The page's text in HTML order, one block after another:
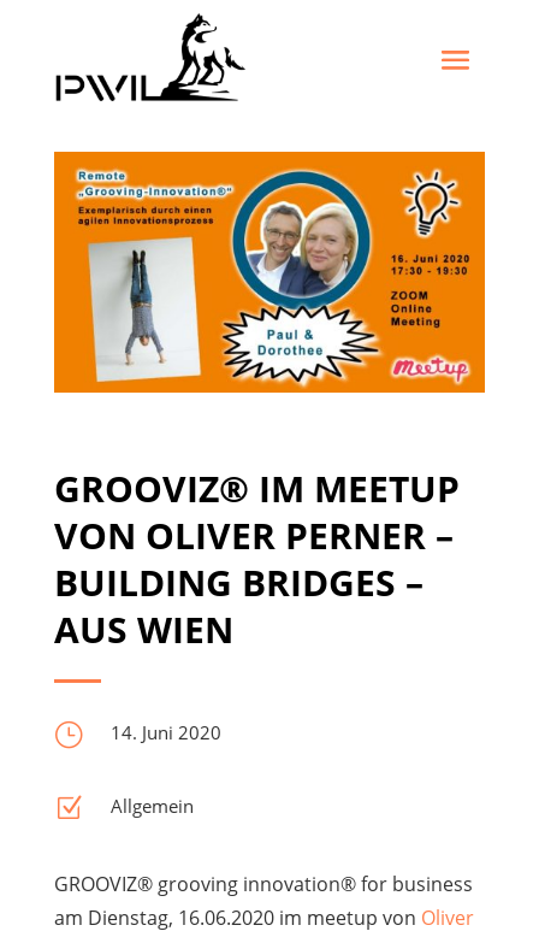
GROOVIZ® IM MEETUP
VON OLIVER PERNER –
BUILDING BRIDGES –
AUS WIEN
} 14. Juni 2020
Z Allgemein
GROOVIZ® grooving innovation® for business
am Dienstag, 16.06.2020 im meetup von Oliver